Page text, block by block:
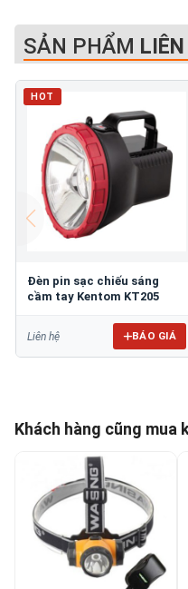
SẢN PHẨM
HOT
Đèn pin sạc chiếu sáng
cầm tay Kentom KT205
Liên hệ BÁO GIÁ
Khách hàng cũng mua